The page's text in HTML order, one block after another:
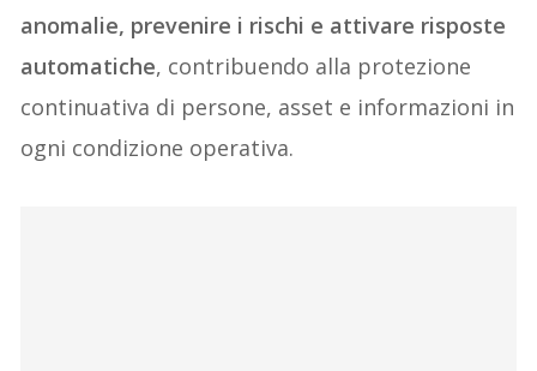
anomalie, prevenire i rischi e attivare risposte
automatiche, contribuendo alla protezione
continuativa di persone, asset e informazioni in
ogni condizione operativa.